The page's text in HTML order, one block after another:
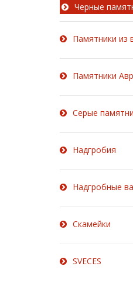
Черные
Памятники из
Памятники
Серые
Надгробия
Надгробные
Скамейки
SVECES